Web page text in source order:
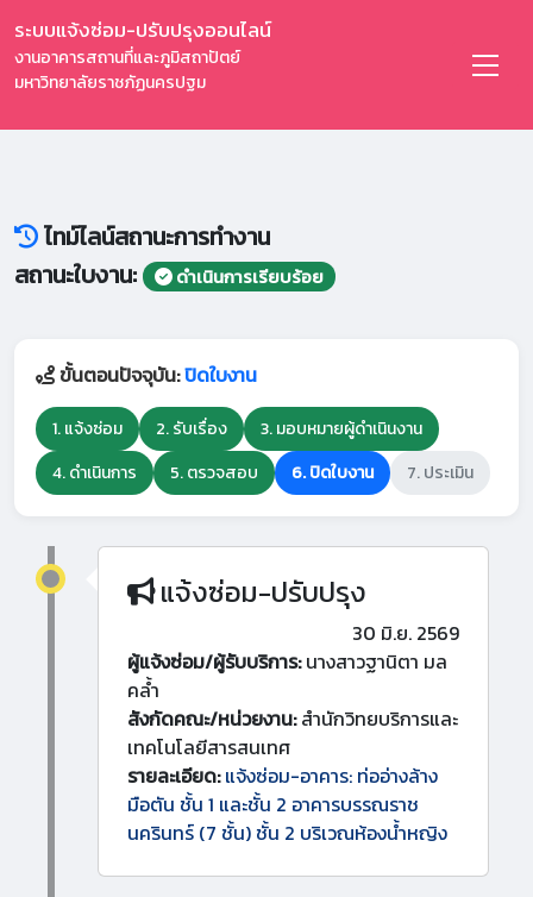
ระบบแจ้งซ่อม-ปรับปรุงออนไลน์
งานอาคารสถานที่และภูมิสถาปัตย์
มหาวิทยาลัยราชภัฏนครปฐม
ไทม์ไลน์สถานะการทำงาน
สถานะใบงาน:
ดำเนินการเรียบร้อย
ขั้นตอนปัจจุบัน:ปิดใบงาน
1. แจ้งซ่อม 2. รับเรื่อง
3. มอบหมายผู้ดำเนินงาน
4. ดำเนินการ
5. ตรวจสอบ 6. ปิดใบงาน 7. ประเมิน
แจ้งซ่อม-ปรับปรุง
30 มิ.ย. 2569
ผู้แจ้งซ่อม/ผู้รับบริการ:นางสาวฐานิตา มล
คล้ำ
สังกัดคณะ/หน่วยงาน:สำนักวิทยบริการและ
เทคโนโลยีสารสนเทศ
รายละเอียด: แจ้งซ่อม-อาคาร: ท่ออ่างล้าง
มือตัน ชั้น 1 และชั้น 2 อาคารบรรณราช
นครินทร์ (7 ชั้น) ชั้น 2 บริเวณห้องน้ำหญิง